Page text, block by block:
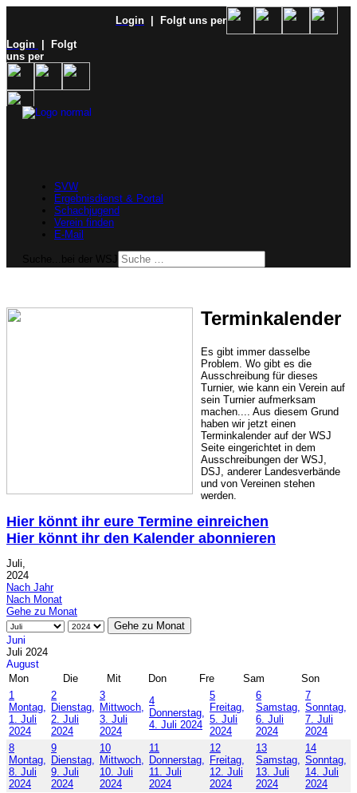
Login
| Folgt uns per
Login
| Folgt
uns per
SVW
Ergebnisdienst & Portal
Schachjugend
Verein finden
E-Mail
Terminkalender
Es gibt immer dasselbe
Problem. Wo gibt es die
Ausschreibung für dieses
Turnier, wie kann ein Verein auf
sein Turnier aufmerksam
machen.... Aus diesem Grund
haben wir jetzt einen
Terminkalender auf der WSJ
Seite eingerichtet in dem
Ausschreibungen der WSJ,
DSJ, anderer Landesverbände
und von Vereinen stehen
werden.
Hier könnt ihr eure Termine einreichen
Hier könnt ihr den Kalender abonnieren
Juli,
2024
Nach Jahr
Nach Monat
Gehe zu Monat
Gehe zu Monat
Juni
Juli 2024
August
Mon
Die Mit Don Fre Sam
Son
1
Montag,
1. Juli
2024
2
Dienstag,
2. Juli
2024
3
Mittwoch,
3. Juli
2024
4
Donnerstag,
4. Juli 2024
5
Freitag,
5. Juli
2024
6
Samstag,
6. Juli
2024
7
Sonntag,
7. Juli
2024
8
Montag,
8. Juli
2024
9
Dienstag,
9. Juli
2024
10
Mittwoch,
10. Juli
2024
11
Donnerstag,
11. Juli
2024
12
Freitag,
12. Juli
2024
13
Samstag,
13. Juli
2024
14
Sonntag,
14. Juli
2024